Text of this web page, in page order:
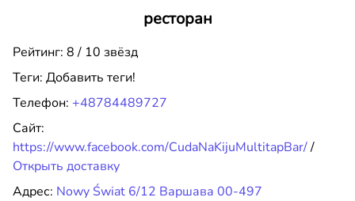
ресторан
Рейтинг: 8 / 10 звёзд
Теги: Добавить теги!
Телефон: +48784489727
Сайт:
https://www.facebook.com/CudaNaKijuMultitapBar//
Открыть доставку
Адрес: Nowy Świat 6/12 Варшава 00-497